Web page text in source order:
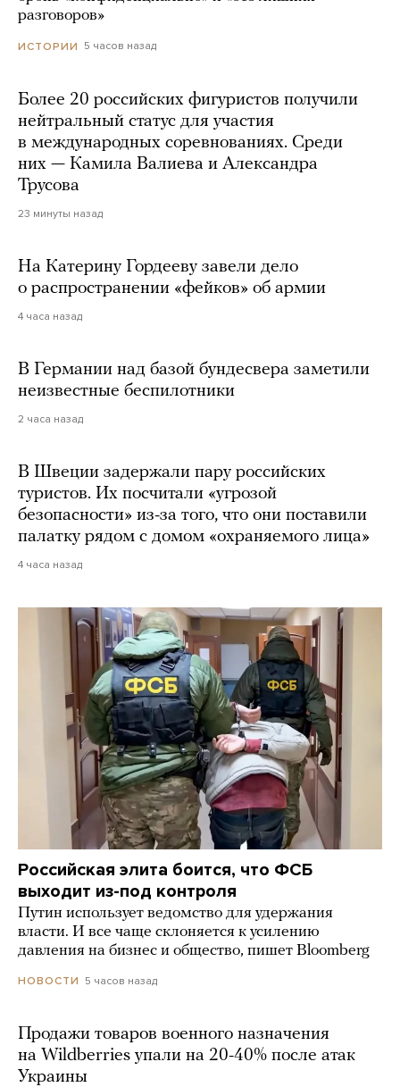
разговоров»
ИСТОРИИ 5 часов назад
Более 20 российских фигуристов получили
нейтральный статус для участия
в международных соревнованиях. Среди
них — Камила Валиева и Александра
Трусова
23 минуты назад
На Катерину Гордееву завели дело
о распространении «фейков» об армии
4 часа назад
В Германии над базой бундесвера заметили
неизвестные беспилотники
2 часа назад
В Швеции задержали пару российских
туристов. Их посчитали «угрозой
безопасности» из-за того, что они поставили
палатку рядом с домом «охраняемого лица»
4 часа назад
Российская элита боится, что ФСБ
выходит из-под контроля
Путин использует ведомство для удержания
власти. И все чаще склоняется к усилению
давления на бизнес и общество, пишет Bloomberg
НОВОСТИ 5 часов назад
Продажи товаров военного назначения
на Wildberries упали на 20-40% после атак
Украины